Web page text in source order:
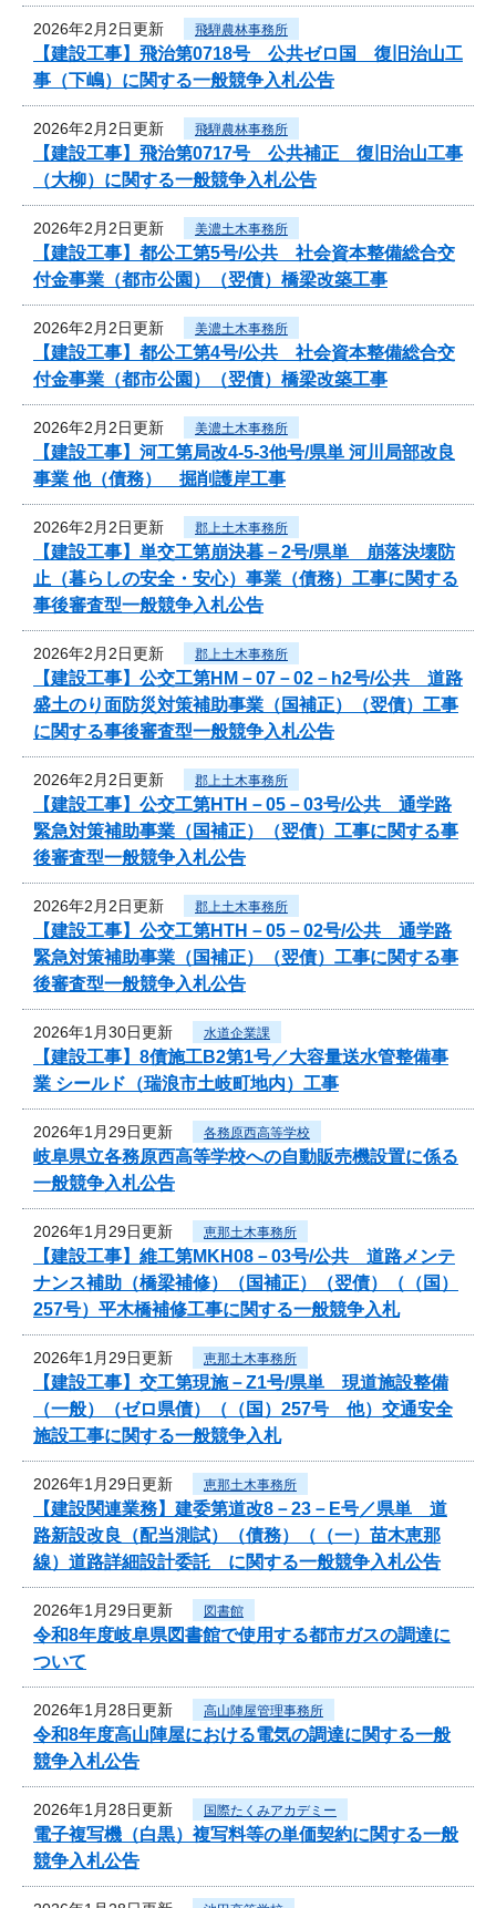
2026年2月2日更新 飛騨農林事務所
【建設工事】飛治第0718号 公共ゼロ国 復旧治山工
事（下嶋）に関する一般競争入札公告
2026年2月2日更新 飛騨農林事務所
【建設工事】飛治第0717号 公共補正 復旧治山工事
（大柳）に関する一般競争入札公告
2026年2月2日更新 美濃土木事務所
【建設工事】都公工第5号/公共 社会資本整備総合交
付金事業（都市公園）（翌債）橋梁改築工事
2026年2月2日更新 美濃土木事務所
【建設工事】都公工第4号/公共 社会資本整備総合交
付金事業（都市公園）（翌債）橋梁改築工事
2026年2月2日更新 美濃土木事務所
【建設工事】河工第局改4-5-3他号/県単 河川局部改良
事業 他（債務） 掘削護岸工事
2026年2月2日更新 郡上土木事務所
【建設工事】単交工第崩決暮－2号/県単 崩落決壊防
止（暮らしの安全・安心）事業（債務）工事に関する
事後審査型一般競争入札公告
2026年2月2日更新 郡上土木事務所
【建設工事】公交工第HM－07－02－h2号/公共 道路
盛土のり面防災対策補助事業（国補正）（翌債）工事
に関する事後審査型一般競争入札公告
2026年2月2日更新 郡上土木事務所
【建設工事】公交工第HTH－05－03号/公共 通学路
緊急対策補助事業（国補正）（翌債）工事に関する事
後審査型一般競争入札公告
2026年2月2日更新 郡上土木事務所
【建設工事】公交工第HTH－05－02号/公共 通学路
緊急対策補助事業（国補正）（翌債）工事に関する事
後審査型一般競争入札公告
2026年1月30日更新 水道企業課
【建設工事】8債施工B2第1号／大容量送水管整備事
業 シールド（瑞浪市土岐町地内）工事
2026年1月29日更新 各務原西高等学校
岐阜県立各務原西高等学校への自動販売機設置に係る
一般競争入札公告
2026年1月29日更新 恵那土木事務所
【建設工事】維工第MKH08－03号/公共 道路メンテ
ナンス補助（橋梁補修）（国補正）（翌債）（（国）
257号）平木橋補修工事に関する一般競争入札
2026年1月29日更新 恵那土木事務所
【建設工事】交工第現施－Z1号/県単 現道施設整備
（一般）（ゼロ県債）（（国）257号 他）交通安全
施設工事に関する一般競争入札
2026年1月29日更新 恵那土木事務所
【建設関連業務】建委第道改8－23－E号／県単 道
路新設改良（配当測試）（債務）（（一）苗木恵那
線）道路詳細設計委託 に関する一般競争入札公告
2026年1月29日更新 図書館
令和8年度岐阜県図書館で使用する都市ガスの調達に
ついて
2026年1月28日更新 高山陣屋管理事務所
令和8年度高山陣屋における電気の調達に関する一般
競争入札公告
2026年1月28日更新 国際たくみアカデミー
電子複写機（白黒）複写料等の単価契約に関する一般
競争入札公告